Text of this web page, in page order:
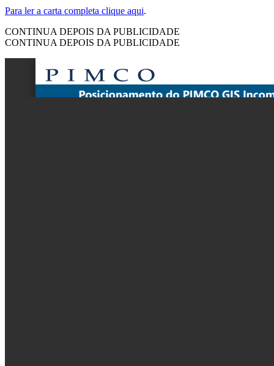
Para ler a carta completa clique aqui.
CONTINUA DEPOIS DA PUBLICIDADE
CONTINUA DEPOIS DA PUBLICIDADE